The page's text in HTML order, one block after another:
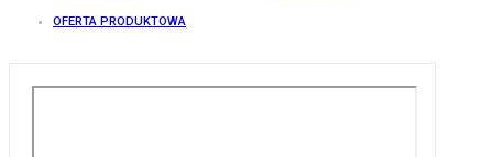
OFERTA PRODUKTOWA